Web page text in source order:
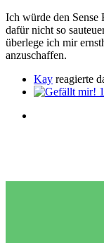
Ich würde den Sense
dafür nicht so
überlege ich mir
anzuschaffen.
Kay reagierte
1